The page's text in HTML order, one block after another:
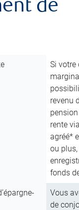
de
Si votre
revenu
rente
agréé*
ou
fonds
Vous
de